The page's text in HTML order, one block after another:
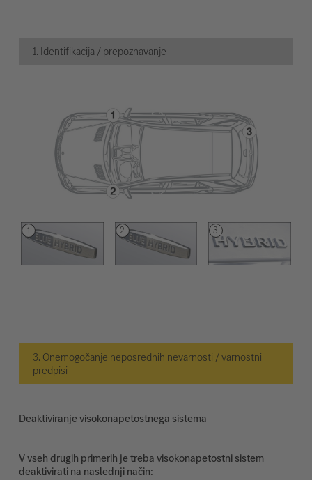
1. Identifikacija / prepoznavanje
3. Onemogočanje neposrednih nevarnosti / varnostni
predpisi
Deaktiviranje visokonapetostnega sistema
V vseh drugih primerih je treba visokonapetostni sistem
deaktivirati na naslednji način: